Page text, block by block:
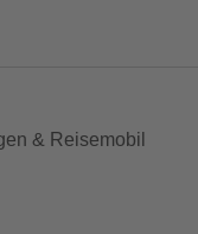
& Reisemobil